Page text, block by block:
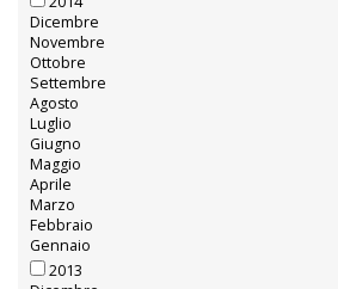
Gennaio
2015
Dicembre
Novembre
Ottobre
Settembre
Agosto
Luglio
Giugno
Maggio
Aprile
Marzo
Febbraio
Gennaio